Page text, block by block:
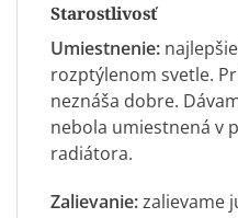
Starostlivosť
Umiestnenie:
rozptýlenom svetle.
neznáša dobre.
nebola umiestnená v
radiátora.
Zalievanie:zalievame